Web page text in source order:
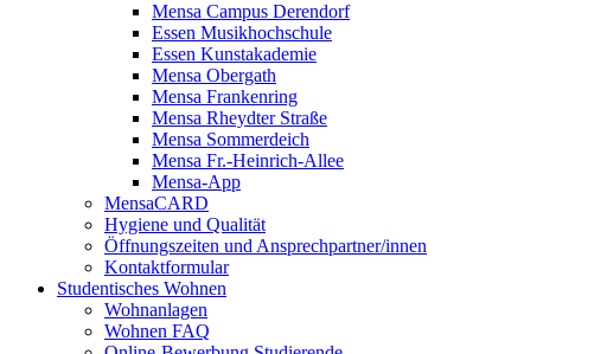
Mensa Campus Derendorf
Essen Musikhochschule
Essen Kunstakademie
Mensa Obergath
Mensa Frankenring
Mensa Rheydter Straße
Mensa Sommerdeich
Mensa Fr.-Heinrich-Allee
Mensa-App
MensaCARD
Hygiene und Qualität
Öffnungszeiten und Ansprechpartner/innen
Kontaktformular
Studentisches Wohnen
Wohnanlagen
Wohnen FAQ